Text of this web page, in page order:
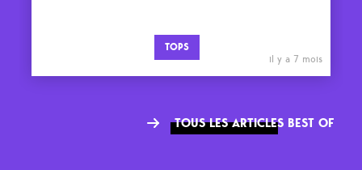
TOPS
il y a 7 mois
TOUS LES ARTICLES BEST OF